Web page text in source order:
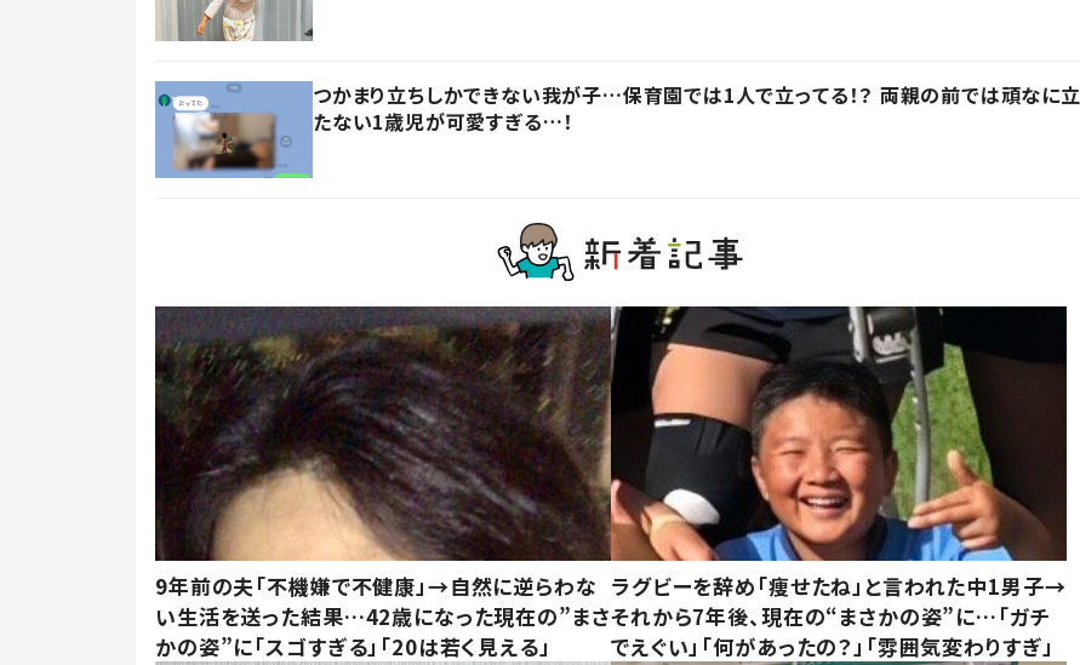
つかまり立ちしかできない我が子…保育園では1人で立ってる！？ 両親の前では頑なに立
たない1歳児が可愛すぎる…！
9年前の夫「不機嫌で不健康」→自然に逆らわな
い生活を送った結果…42歳になった現在の”まさ
かの姿”に「スゴすぎる」「20は若く見える」
ラグビーを辞め「痩せたね」と言われた中1男子→
それから7年後、現在の“まさかの姿”に…「ガチ
でえぐい」「何があったの？」「雰囲気変わりすぎ」